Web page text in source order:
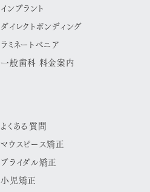
インプラント
ダイレクトボンディング
ラミネートべニア
一般歯科 料金案内
よくある質問
マウスピース矯正
ブライダル矯正
小児矯正